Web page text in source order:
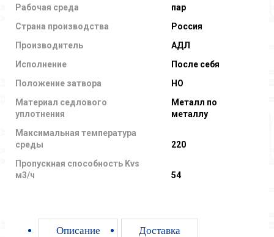
Рабочая среда
пар
Страна производства
Россия
Производитель
АДЛ
Исполнение
После себя
Положение затвора
НО
Материал седлового
уплотнения
Металл по
металлу
Максимальная температура
среды
220
Пропускная способность Kvs
м3/ч
54
Описание Доставка